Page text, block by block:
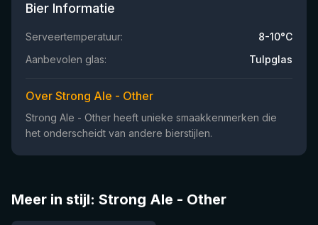
Bier Informatie
Serveertemperatuur:
8-10°C
Aanbevolen glas:
Tulpglas
Over Strong Ale - Other
Strong Ale - Other heeft unieke smaakkenmerken die
het onderscheidt van andere bierstijlen.
Meer in stijl: Strong Ale - Other